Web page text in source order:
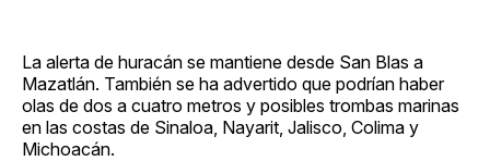
La alerta de huracán se mantiene desde San Blas a
Mazatlán. También se ha advertido que podrían haber
olas de dos a cuatro metros y posibles trombas marinas
en las costas de Sinaloa, Nayarit, Jalisco, Colima y
Michoacán.